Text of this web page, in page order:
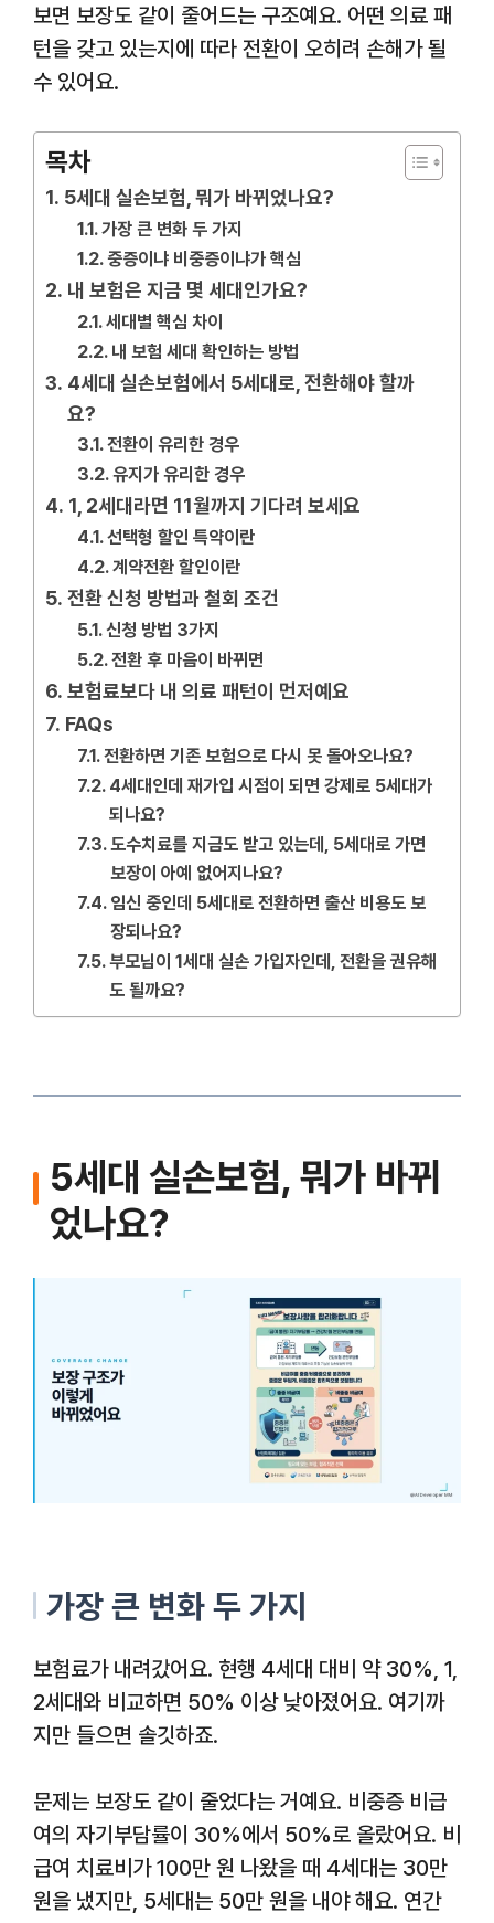
보면 보장도 같이 줄어드는 구조예요. 어떤 의료 패
턴을 갖고 있는지에 따라 전환이 오히려 손해가 될
수 있어요.
목차
5세대 실손보험, 뭐가 바뀌었나요?
가장 큰 변화 두 가지
중증이냐 비중증이냐가 핵심
내 보험은 지금 몇 세대인가요?
세대별 핵심 차이
내 보험 세대 확인하는 방법
4세대 실손보험에서 5세대로, 전환해야 할까
요?
전환이 유리한 경우
유지가 유리한 경우
1, 2세대라면 11월까지 기다려 보세요
선택형 할인 특약이란
계약전환 할인이란
전환 신청 방법과 철회 조건
신청 방법 3가지
전환 후 마음이 바뀌면
보험료보다 내 의료 패턴이 먼저예요
FAQs
전환하면 기존 보험으로 다시 못 돌아오나요?
4세대인데 재가입 시점이 되면 강제로 5세대가
되나요?
도수치료를 지금도 받고 있는데, 5세대로 가면
보장이 아예 없어지나요?
임신 중인데 5세대로 전환하면 출산 비용도 보
장되나요?
부모님이 1세대 실손 가입자인데, 전환을 권유해
도 될까요?
5세대 실손보험, 뭐가 바뀌
었나요?
가장 큰 변화 두 가지
보험료가 내려갔어요. 현행 4세대 대비 약 30%, 1,
2세대와 비교하면 50% 이상 낮아졌어요. 여기까
지만 들으면 솔깃하죠.
문제는 보장도 같이 줄었다는 거예요. 비중증 비급
여의 자기부담률이 30%에서 50%로 올랐어요. 비
급여 치료비가 100만 원 나왔을 때 4세대는 30만
원을 냈지만, 5세대는 50만 원을 내야 해요. 연간